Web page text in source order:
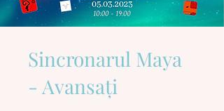
Sincronarul Maya
- Avansați